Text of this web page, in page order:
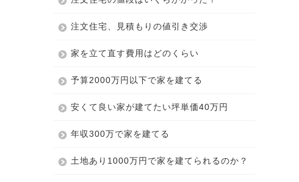
注文住宅、見積もりの値引き交渉
家を立て直す費用はどのくらい
予算2000万円以下で家を建てる
安くて良い家が建てたい坪単価40万円
年収300万で家を建てる
土地あり1000万円で家を建てられるのか？